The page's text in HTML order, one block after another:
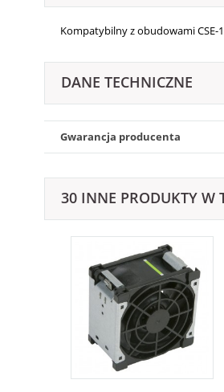
Kompatybilny z obudowamiCSE-
DANE TECHNICZNE
Gwarancja producenta
30 INNE PRODUKTY W